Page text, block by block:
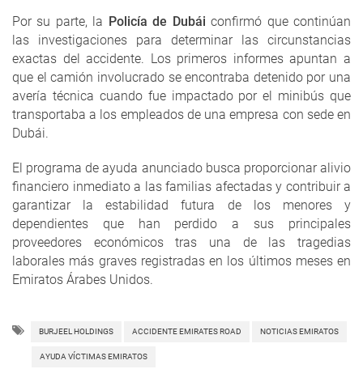
Por su parte, la Policía de Dubái confirmó que continúan
las investigaciones para determinar las circunstancias
exactas del accidente. Los primeros informes apuntan a
que el camión involucrado se encontraba detenido por una
avería técnica cuando fue impactado por el minibús que
transportaba a los empleados de una empresa con sede en
Dubái.
El programa de ayuda anunciado busca proporcionar alivio
financiero inmediato a las familias afectadas y contribuir a
garantizar la estabilidad futura de los menores y
dependientes que han perdido a sus principales
proveedores económicos tras una de las tragedias
laborales más graves registradas en los últimos meses en
Emiratos Árabes Unidos.
BURJEEL HOLDINGS ACCIDENTE EMIRATES ROAD NOTICIAS EMIRATOS
AYUDA VÍCTIMAS EMIRATOS